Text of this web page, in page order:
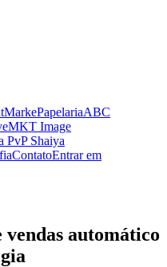
MarkePapelariaABC
MKT Image
PvP Shaiya
ContatoEntrar em
vendas automático